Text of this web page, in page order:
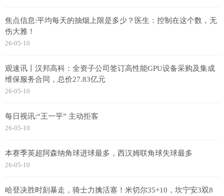
焦点信息:平均每天的抽烟上限是多少？医生：控制在这个数，无
伤大雅！
26-05-10
观速讯丨汉邦高科：全资子公司签订高性能GPU设备采购及集成
维保服务合同，总价27.83亿元
26-05-10
每日视讯:“王一平” 主动拒客
26-05-10
本赛季英超阿森纳角球进球最多，西汉姆联角球失球最多
26-05-10
哈登决胜时刻暴走，骑士力擒活塞！米切尔35+10，坎宁安3双8